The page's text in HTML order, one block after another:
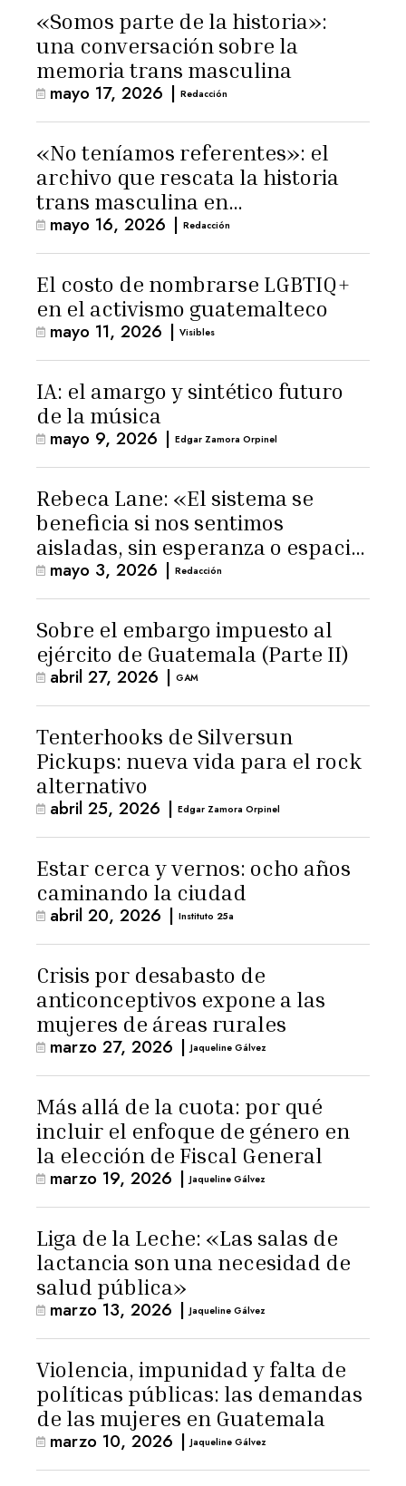
«Somos parte de la historia»:
una conversación sobre la
memoria trans masculina
mayo 17, 2026 | Redacción
«No teníamos referentes»: el
archivo que rescata la historia
trans masculina en
Latinoamérica
mayo 16, 2026 | Redacción
El costo de nombrarse LGBTIQ+
en el activismo guatemalteco
mayo 11, 2026 | Visibles
IA: el amargo y sintético futuro
de la música
mayo 9, 2026 | Edgar Zamora Orpinel
Rebeca Lane: «El sistema se
beneficia si nos sentimos
aisladas, sin esperanza o espacio
para la ternura»
mayo 3, 2026 | Redacción
Sobre el embargo impuesto al
ejército de Guatemala (Parte II)
abril 27, 2026 | GAM
Tenterhooks de Silversun
Pickups: nueva vida para el rock
alternativo
abril 25, 2026 | Edgar Zamora Orpinel
Estar cerca y vernos: ocho años
caminando la ciudad
abril 20, 2026 | Instituto 25a
Crisis por desabasto de
anticonceptivos expone a las
mujeres de áreas rurales
marzo 27, 2026 | Jaqueline Gálvez
Más allá de la cuota: por qué
incluir el enfoque de género en
la elección de Fiscal General
marzo 19, 2026 | Jaqueline Gálvez
Liga de la Leche: «Las salas de
lactancia son una necesidad de
salud pública»
marzo 13, 2026 | Jaqueline Gálvez
Violencia, impunidad y falta de
políticas públicas: las demandas
de las mujeres en Guatemala
marzo 10, 2026 | Jaqueline Gálvez